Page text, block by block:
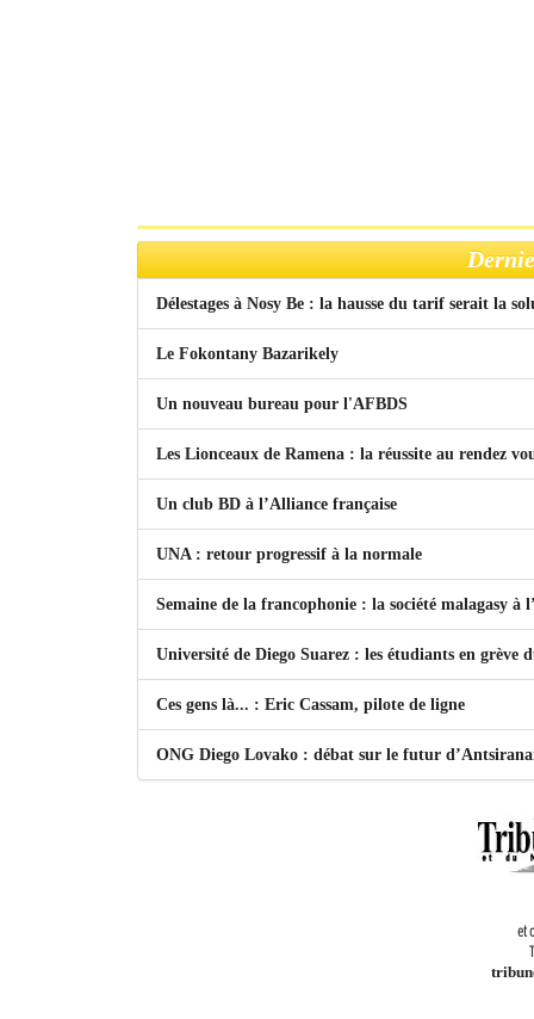
Délestages à Nosy Be : la hausse du tarif serait la
Le Fokontany Bazarikely
Un nouveau bureau pour l'AFBDS
Les Lionceaux de Ramena : la réussite au rendez
Un club BD à l’Alliance française
UNA : retour progressif à la normale
Semaine de la francophonie : la société malagasy à
Université de Diego Suarez : les étudiants en grève
Ces gens là... : Eric Cassam, pilote de ligne
ONG Diego Lovako : débat sur le futur
et